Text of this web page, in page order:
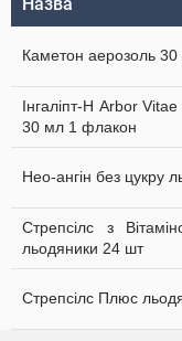
Каметон аерозоль
Інгаліпт-Н Arbor
30 мл 1 флакон
Нео-ангін без цукру
Стрепсілс з
льодяники 24 шт
Стрепсілс Плюс